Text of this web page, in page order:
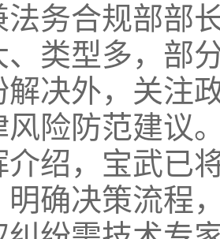
法务合规部部
、类型多，部
解决外，关注
风险防范建议
介绍，宝武已
明确决策流程